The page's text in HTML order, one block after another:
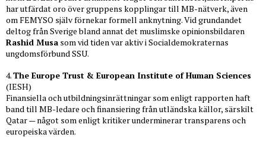
har utfärdat oro över gruppens kopplingar till MB-nätverk, även
om FEMYSO själv förnekar formell anknytning. Vid grundandet
deltog från Sverige bland annat det muslimske opinionsbildaren
Rashid Musa som vid tiden var aktiv i Socialdemokraternas
ungdomsförbund SSU.
4.The Europe Trust & European Institute of Human Sciences
(IESH)
Finansiella och utbildningsinrättningar som enligt rapporten haft
band till MB-ledare och finansiering från utländska källor, särskilt
Qatar — något som enligt kritiker underminerar transparens och
europeiska värden.